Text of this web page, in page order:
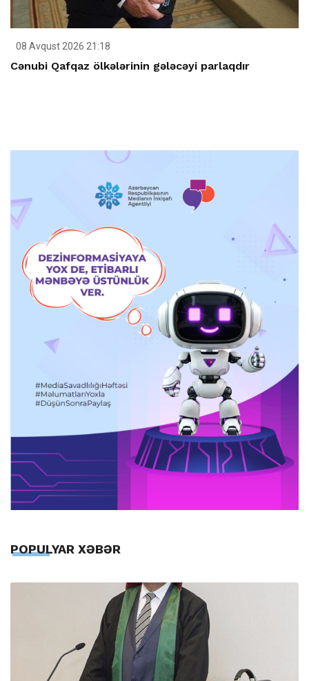
08 Avqust 2026 21:18
Cənubi Qafqaz ölkələrinin gələcəyi parlaqdır
POPULYAR XƏBƏR